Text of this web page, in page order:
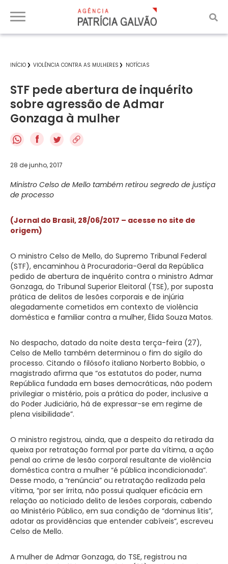
INÍCIO VIOLÊNCIA CONTRA AS MULHERES NOTÍCIAS
STF pede abertura de inquérito
sobre agressão de Admar
Gonzaga à mulher
f
28 de junho, 2017
Ministro Celso de Mello também retirou segredo de justiça
de processo
(Jornal do Brasil, 28/06/2017 – acesse no site de
origem)
O ministro Celso de Mello, do Supremo Tribunal Federal
(STF), encaminhou à Procuradoria-Geral da República
pedido de abertura de inquérito contra o ministro Admar
Gonzaga, do Tribunal Superior Eleitoral (TSE), por suposta
prática de delitos de lesões corporais e de injúria
alegadamente cometidos em contexto de violência
doméstica e familiar contra a mulher, Élida Souza Matos.
No despacho, datado da noite desta terça-feira (27),
Celso de Mello também determinou o fim do sigilo do
processo. Citando o filósofo italiano Norberto Bobbio, o
magistrado afirma que “os estatutos do poder, numa
República fundada em bases democráticas, não podem
privilegiar o mistério, pois a prática do poder, inclusive a
do Poder Judiciário, há de expressar-se em regime de
plena visibilidade”.
O ministro registrou, ainda, que a despeito da retirada da
queixa por retratação formal por parte da vítima, a ação
penal ao crime de lesão corporal resultante de violência
doméstica contra a mulher “é pública incondicionada”.
Desse modo, a “renúncia” ou retratação realizada pela
vítima, “por ser írrita, não possui qualquer eficácia em
relação ao noticiado delito de lesões corporais, cabendo
ao Ministério Público, em sua condição de “dominus litis”,
adotar as providências que entender cabíveis”, escreveu
Celso de Mello.
A mulher de Admar Gonzaga, do TSE, registrou na